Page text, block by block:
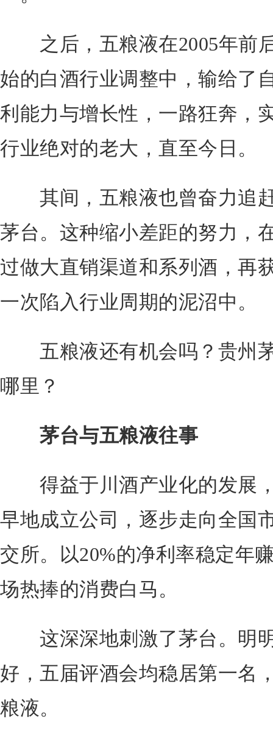
之后，五粮液在2005年前
始的白酒行业调整中，输给了
利能力与增长性，一路狂奔，
行业绝对的老大，直至今日。
其间，五粮液也曾奋力追
茅台。这种缩小差距的努力，
过做大直销渠道和系列酒，再
一次陷入行业周期的泥沼中。
五粮液还有机会吗？贵州
哪里？
茅台与五粮液往事
得益于川酒产业化的发展，
早地成立公司，逐步走向全国
交所。以20%的净利率稳定年
场热捧的消费白马。
这深深地刺激了茅台。明
好，五届评酒会均稳居第一名
粮液。